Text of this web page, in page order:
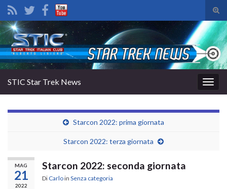
il
di
Search for:
la
STIC Star Trek News
Starcon 2022: prima giornata
Starcon 2022: terza giornata
MAG
21
2022
Starcon 2022: seconda giornata
Di Carloin Senza categoria